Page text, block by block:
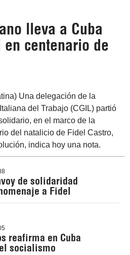
lleva a Cuba
centenario de
Una delegación de la
del Trabajo (CGIL) partió
en el marco de la
del natalicio de Fidel Castro,
indica hoy una nota.
de solidaridad
a Fidel
reafirma en Cuba
socialismo